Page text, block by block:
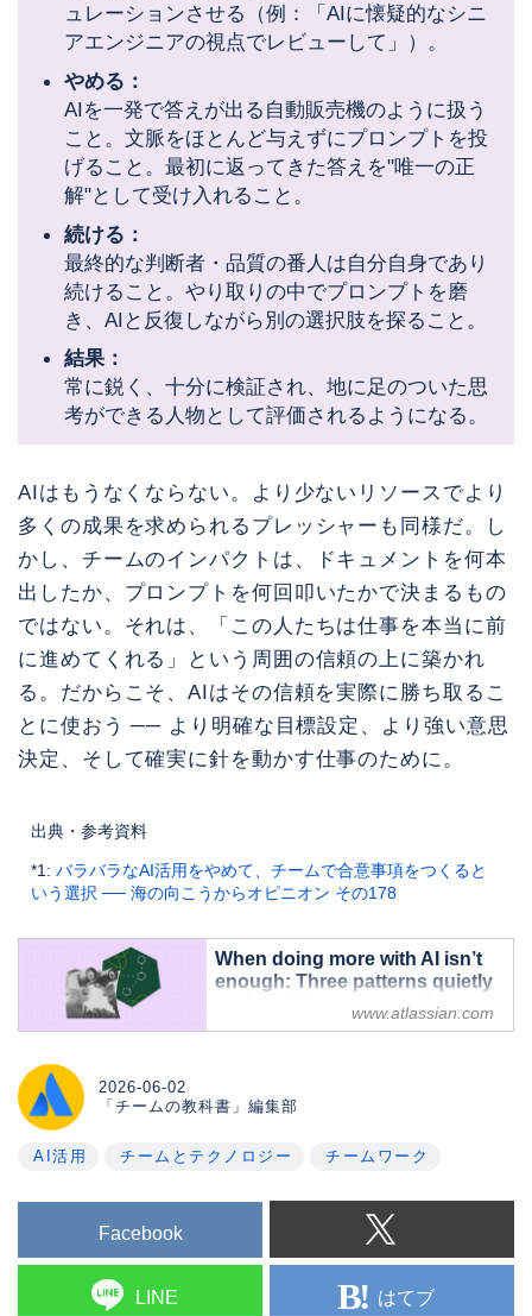
ュレーションさせる（例：「AIに懐疑的なシニ
アエンジニアの視点でレビューして」）。
やめる：
AIを一発で答えが出る自動販売機のように扱う
こと。文脈をほとんど与えずにプロンプトを投
げること。最初に返ってきた答えを"唯一の正
解"として受け入れること。
続ける：
最終的な判断者・品質の番人は自分自身であり
続けること。やり取りの中でプロンプトを磨
き、AIと反復しながら別の選択肢を探ること。
結果：
常に鋭く、十分に検証され、地に足のついた思
考ができる人物として評価されるようになる。
AIはもうなくならない。より少ないリソースでより
多くの成果を求められるプレッシャーも同様だ。し
かし、チームのインパクトは、ドキュメントを何本
出したか、プロンプトを何回叩いたかで決まるもの
ではない。それは、「この人たちは仕事を本当に前
に進めてくれる」という周囲の信頼の上に築かれ
る。だからこそ、AIはその信頼を実際に勝ち取るこ
とに使おう ── より明確な目標設定、より強い意思
決定、そして確実に針を動かす仕事のために。
出典・参考資料
*1: バラバラなAI活用をやめて、チームで合意事項をつくると
いう選択 ── 海の向こうからオピニオン その178
When doing more with AI isn’t
enough: Three patterns quietly
undermining your team's
impact - Inside Atlassian
patterns that quietly drain visibility and
simple productivity booster into a true
www.atlassian.com
2026-06-02
「チームの教科書」編集部
AI活用 チームとテクノロジー チームワーク
Facebook
LINE はてブ